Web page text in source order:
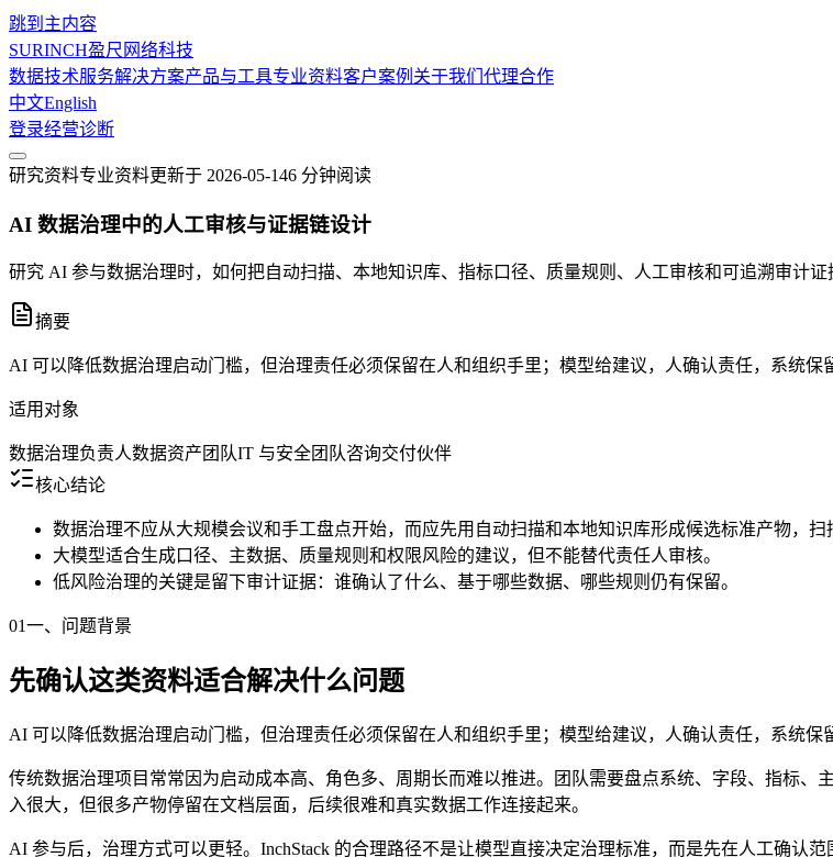
跳到主内容
SURINCH盈尺网络科技
数据技术服务解决方案产品与工具专业资料客户案例 关于我们 代理合作
中文English
登录经营诊断
研究资料专业资料更新于 2026-05-146 分钟阅读
AI 数据治理中的人工审核与证据链设计
研究 AI 参与数据治理时，如何把自动扫描、本地知识库、指标口径、质量规则、人工审核和可追溯审计证
摘要
AI 可以降低数据治理启动门槛，但治理责任必须保留在人和组织手里；模型给建议，人确认责任，系统保
适用对象
数据治理负责人数据资产团队IT 与安全团队咨询交付伙伴
核心结论
数据治理不应从大规模会议和手工盘点开始，而应先用自动扫描和本地知识库形成候选标准产物，扫
大模型适合生成口径、主数据、质量规则和权限风险的建议，但不能替代责任人审核。
低风险治理的关键是留下审计证据：谁确认了什么、基于哪些数据、哪些规则仍有保留。
01一、问题背景
先确认这类资料适合解决什么问题
AI 可以降低数据治理启动门槛，但治理责任必须保留在人和组织手里；模型给建议，人确认责任，系统保
传统数据治理项目常常因为启动成本高、角色多、周期长而难以推进。团队需要盘点系统、字段、指标
入很大，但很多产物停留在文档层面，后续很难和真实数据工作连接起来。
AI 参与后，治理方式可以更轻。InchStack 的合理路径不是让模型直接决定治理标准，而是先在人工确认